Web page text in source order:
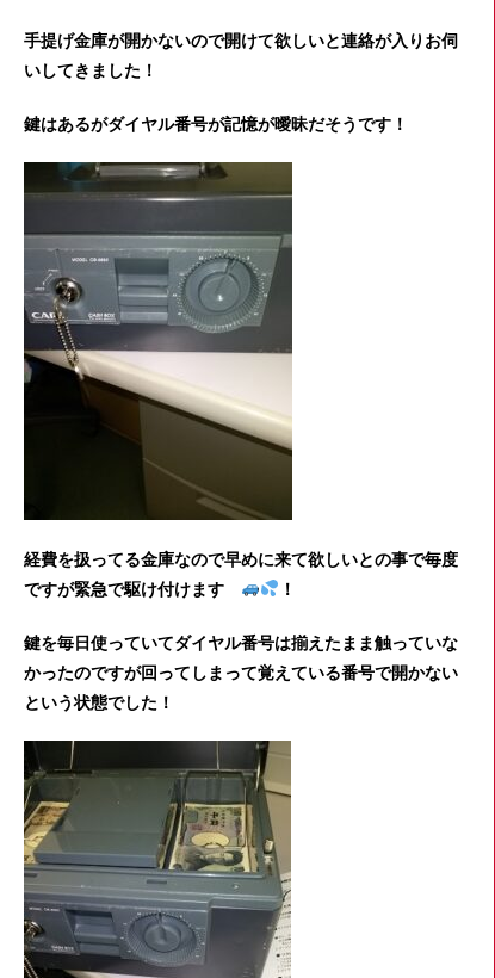
手提げ金庫が開かないので開けて欲しいと連絡が入りお伺
いしてきました！
鍵はあるがダイヤル番号が記憶が曖昧だそうです！
経費を扱ってる金庫なので早めに来て欲しいとの事で毎度
ですが緊急で駆け付けます
！
鍵を毎日使っていてダイヤル番号は揃えたまま触っていな
かったのですが回ってしまって覚えている番号で開かない
という状態でした！